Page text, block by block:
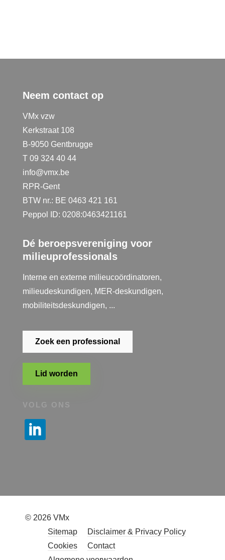
Neem contact op
VMx vzw
Kerkstraat 108
B-9050 Gentbrugge
T 09 324 40 44
info@vmx.be
RPR-Gent
BTW nr.: BE 0463 421 161
Peppol ID: 0208:0463421161
Dé beroepsvereniging voor
milieuprofessionals
Interne en externe milieucoördinatoren,
milieudeskundigen, MER-deskundigen,
mobiliteitsdeskundigen, ...
Zoek een professional
Lid worden
VOLG ONS
© 2026 VMx
Sitemap
Disclaimer & Privacy Policy
Cookies
Contact